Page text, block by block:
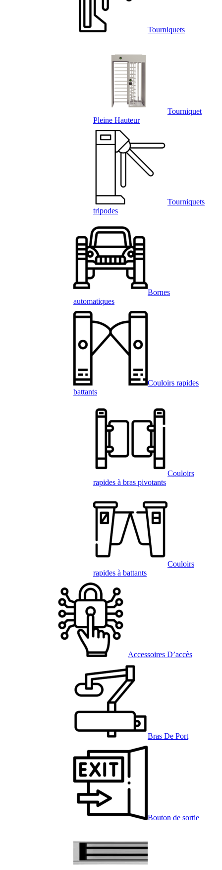
Tourniquets
Tourniquet
Pleine Hauteur
Tourniquets
tripodes
Bornes
automatiques
Couloirs rapides
battants
Couloirs
rapides à bras pivotants
Couloirs
rapides à battants
Accessoires D’accès
Bras De Port
Bouton de sortie